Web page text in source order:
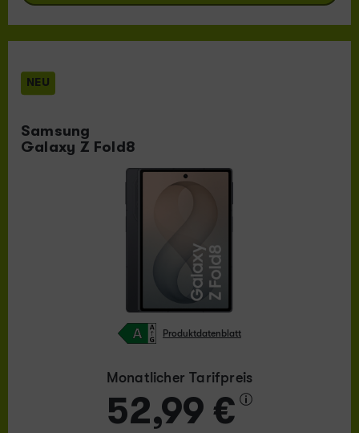
NEU
Samsung
Galaxy Z Fold8
Produktdatenblatt
Monatlicher Tarifpreis
52,99 €